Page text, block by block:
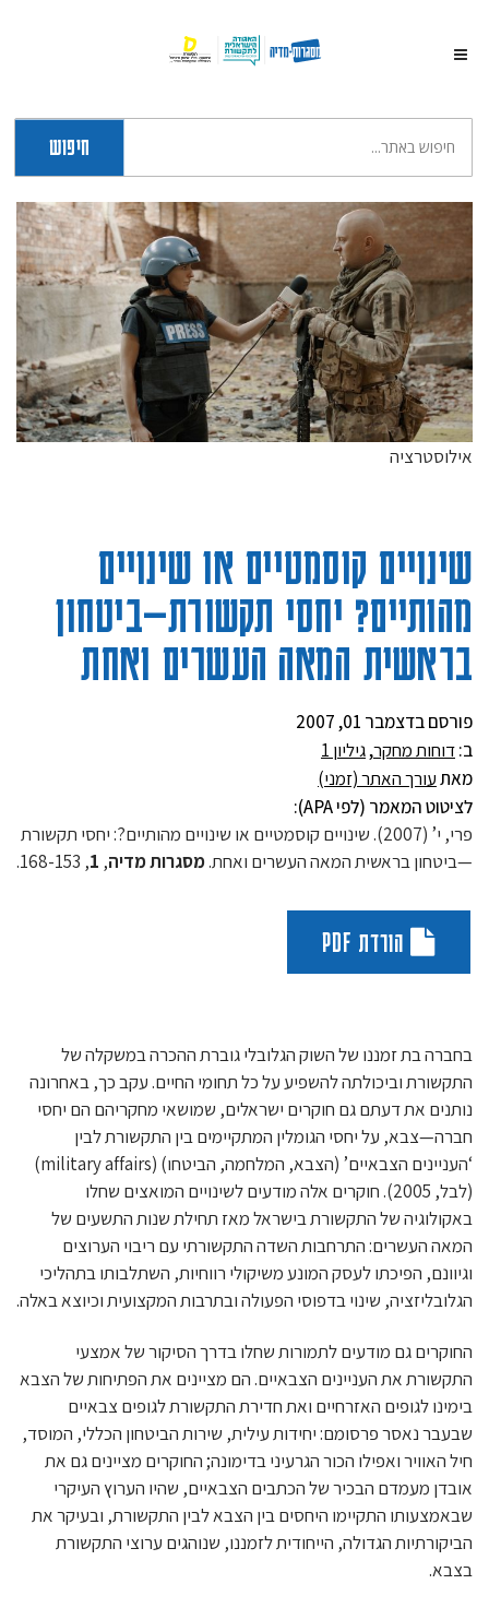
חיפוש
אילוסטרציה
שינויים קוסמטיים או שינויים
מהותיים? יחסי תקשורת—ביטחון
בראשית המאה העשרים ואחת
פורסם בדצמבר 01, 2007
ב:דוחות מחקר,גיליון 1
מאתעורך האתר (זמני)
לציטוט המאמר (לפי APA):
פרי, י’ (2007). שינויים קוסמטיים או שינויים מהותיים?: יחסי תקשורת
—ביטחון בראשית המאה העשרים ואחת.מסגרות מדיה,
1
, 168-153.
הורדת PDF
בחברה בת זמננו של השוק הגלובלי גוברת ההכרה במשקלה של
התקשורת וביכולתה להשפיע על כל תחומי החיים. עקב כך, באחרונה
נותנים את דעתם גם חוקרים ישראלים, שמושאי מחקריהם הם יחסי
חברה—צבא, על יחסי הגומלין המתקיימים בין התקשורת לבין
‘העניינים הצבאיים’ (הצבא, המלחמה, הביטחו) (military affairs)
(לבל, 2005). חוקרים אלה מודעים לשינויים המואצים שחלו
באקולוגיה של התקשורת בישראל מאז תחילת שנות התשעים של
המאה העשרים: התרחבות השדה התקשורתי עם ריבוי הערוצים
וגיוונם, הפיכתו לעסק המונע משיקולי רווחיות, השתלבותו בתהליכי
הגלובליזציה, שינוי בדפוסי הפעולה ובתרבות המקצועית וכיוצא באלה.
החוקרים גם מודעים לתמורות שחלו בדרך הסיקור של אמצעי
התקשורת את העניינים הצבאיים. הם מציינים את הפתיחות של הצבא
בימינו לגופים האזרחיים ואת חדירת התקשורת לגופים צבאיים
שבעבר נאסר פרסומם: יחידות עילית, שירות הביטחון הכללי, המוסד,
חיל האוויר ואפילו הכור הגרעיני בדימונה; החוקרים מציינים גם את
אובדן מעמדם הבכיר של הכתבים הצבאיים, שהיו הערוץ העיקרי
שבאמצעותו התקיימו היחסים בין הצבא לבין התקשורת, ובעיקר את
הביקורתיות הגדולה, הייחודית לזמננו, שנוהגים ערוצי התקשורת
בצבא.